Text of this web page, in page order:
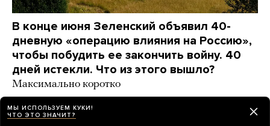
В конце июня Зеленский объявил 40-
дневную «операцию влияния на Россию»,
чтобы побудить ее закончить войну. 40
дней истекли. Что из этого вышло?
Максимально коротко
НОВОСТИ 2 дня назад
МЫ ИСПОЛЬЗУЕМ КУКИ!
ЧТО ЭТО ЗНАЧИТ?